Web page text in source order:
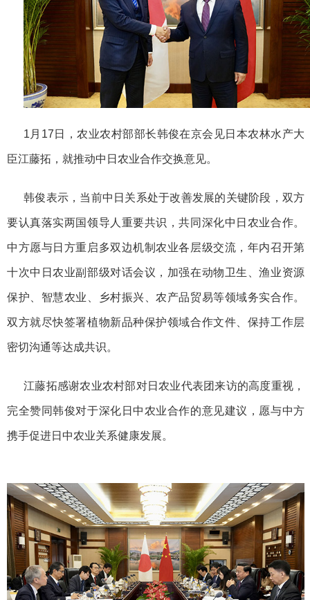
1月17日，农业农村部部长韩俊在京会见日本农林水产大
臣江藤拓，就推动中日农业合作交换意见。
韩俊表示，当前中日关系处于改善发展的关键阶段，双方
要认真落实两国领导人重要共识，共同深化中日农业合作。
中方愿与日方重启多双边机制农业各层级交流，年内召开第
十次中日农业副部级对话会议，加强在动物卫生、渔业资源
保护、智慧农业、乡村振兴、农产品贸易等领域务实合作。
双方就尽快签署植物新品种保护领域合作文件、保持工作层
密切沟通等达成共识。
江藤拓感谢农业农村部对日农业代表团来访的高度重视，
完全赞同韩俊对于深化日中农业合作的意见建议，愿与中方
携手促进日中农业关系健康发展。